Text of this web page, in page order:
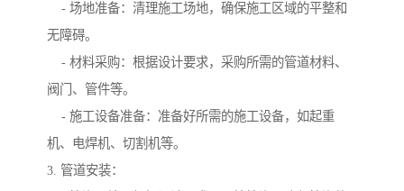
- 场地准备：清理施工场地，确保施工区域的平整和
无障碍。
- 材料采购：根据设计要求，采购所需的管道材料、
阀门、管件等。
- 施工设备准备：准备好所需的施工设备，如起重
机、电焊机、切割机等。
3. 管道安装：